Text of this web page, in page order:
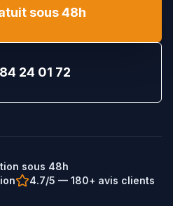
sous 48h
24 01 72
sous 48h
4.7/5 — 180+ avis clients